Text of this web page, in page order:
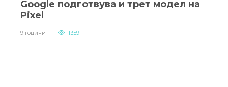
Google подготвува и трет модел на
Pixel
9 години 1359